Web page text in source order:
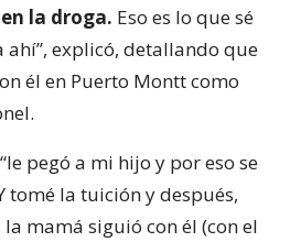
la droga. Eso es lo que sé
ahí”, explicó, detallando que
él en Puerto Montt como
pegó a mi hijo y por eso se
tomé la tuición y después,
mamá siguió con él (con el